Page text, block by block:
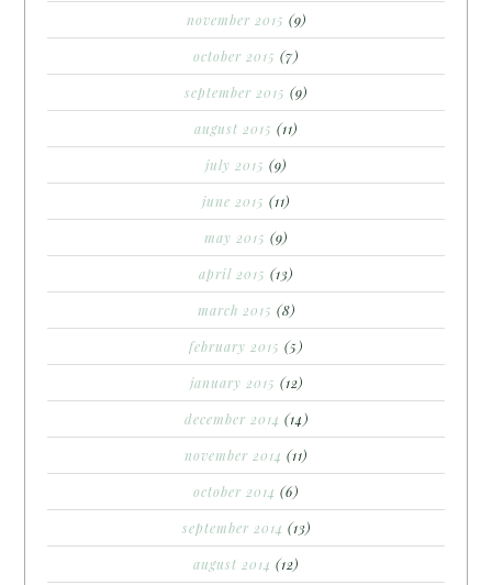
november 2015 (9)
october 2015 (7)
september 2015 (9)
august 2015 (11)
july 2015 (9)
june 2015 (11)
may 2015 (9)
april 2015 (13)
march 2015 (8)
february 2015 (5)
january 2015 (12)
december 2014 (14)
november 2014 (11)
october 2014 (6)
september 2014 (13)
august 2014 (12)